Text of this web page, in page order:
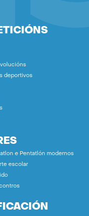
deportivos
e Pentatlón modernos
escolar